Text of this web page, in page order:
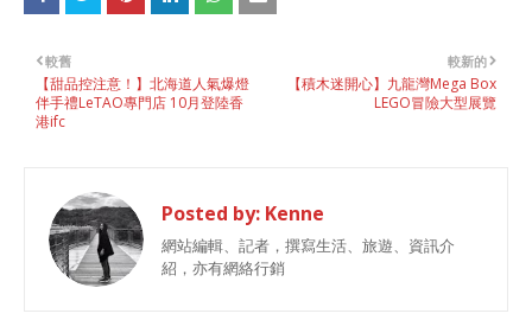
較新的
【積木迷開心】九龍灣Mega Box
LEGO冒險大型展覽
較舊
【甜品控注意！】北海道人氣爆燈
伴手禮LeTAO專門店 10月登陸香
港ifc
Posted by: Kenne
網站編輯、記者，撰寫生活、旅遊、資訊介
紹，亦有網絡行銷